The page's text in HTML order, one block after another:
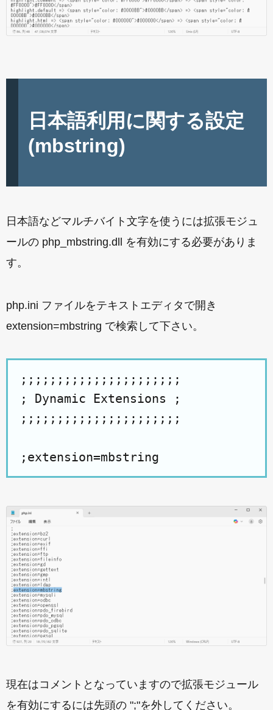
日本語利用に関する設定
(mbstring)
日本語などマルチバイト文字を使うには拡張モジュ
ールの php_mbstring.dll を有効にする必要がありま
す。
php.ini ファイルをテキストエディタで開き
extension=mbstring で検索して下さい。
;;;;;;;;;;;;;;;;;;;;;;
; Dynamic Extensions ;
;;;;;;;;;;;;;;;;;;;;;;
現在はコメントとなっていますので拡張モジュール
を有効にするには先頭の ";"を外してください。